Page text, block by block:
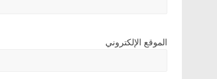
الموقع الإلكتروني